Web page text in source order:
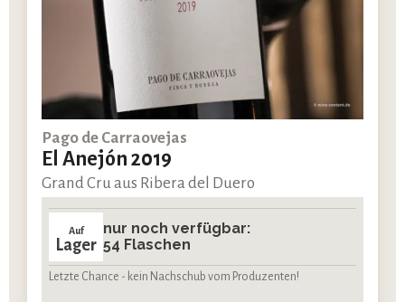
Pago de Carraovejas
El Anejón 2019
Grand Cru aus Ribera del Duero
Auf
Lager
nur noch verfügbar:
54 Flaschen
Letzte Chance - kein Nachschub vom Produzenten!